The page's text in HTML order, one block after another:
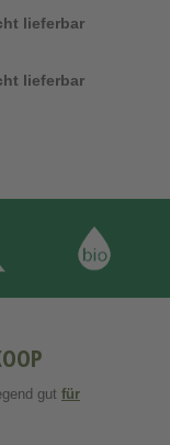
lieferbar
lieferbar
gut für